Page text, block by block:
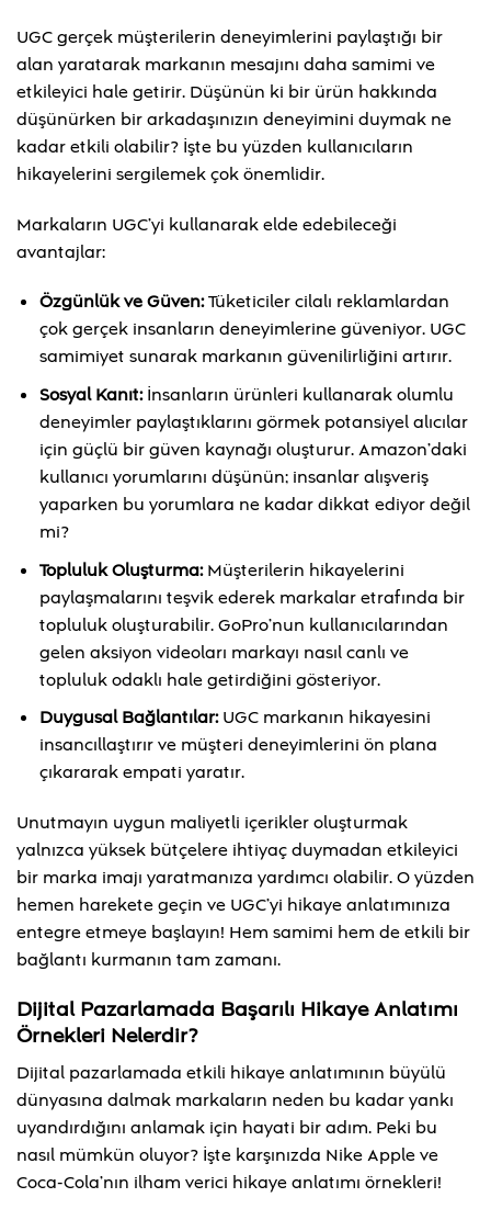
UGC gerçek müşterilerin deneyimlerini paylaştığı bir
alan yaratarak markanın mesajını daha samimi ve
etkileyici hale getirir. Düşünün ki bir ürün hakkında
düşünürken bir arkadaşınızın deneyimini duymak ne
kadar etkili olabilir? İşte bu yüzden kullanıcıların
hikayelerini sergilemek çok önemlidir.
Markaların UGC’yi kullanarak elde edebileceği
avantajlar:
Özgünlük ve Güven:Tüketiciler cilalı reklamlardan
çok gerçek insanların deneyimlerine güveniyor. UGC
samimiyet sunarak markanın güvenilirliğini artırır.
Sosyal Kanıt:İnsanların ürünleri kullanarak olumlu
deneyimler paylaştıklarını görmek potansiyel alıcılar
için güçlü bir güven kaynağı oluşturur. Amazon’daki
kullanıcı yorumlarını düşünün; insanlar alışveriş
yaparken bu yorumlara ne kadar dikkat ediyor değil
mi?
Topluluk Oluşturma:Müşterilerin hikayelerini
paylaşmalarını teşvik ederek markalar etrafında bir
topluluk oluşturabilir. GoPro’nun kullanıcılarından
gelen aksiyon videoları markayı nasıl canlı ve
topluluk odaklı hale getirdiğini gösteriyor.
Duygusal Bağlantılar:UGC markanın hikayesini
insancıllaştırır ve müşteri deneyimlerini ön plana
çıkararak empati yaratır.
Unutmayın uygun maliyetli içerikler oluşturmak
yalnızca yüksek bütçelere ihtiyaç duymadan etkileyici
bir marka imajı yaratmanıza yardımcı olabilir. O yüzden
hemen harekete geçin ve UGC’yi hikaye anlatımınıza
entegre etmeye başlayın! Hem samimi hem de etkili bir
bağlantı kurmanın tam zamanı.
Dijital Pazarlamada Başarılı Hikaye Anlatımı
Örnekleri Nelerdir?
Dijital pazarlamada etkili hikaye anlatımının büyülü
dünyasına dalmak markaların neden bu kadar yankı
uyandırdığını anlamak için hayati bir adım. Peki bu
nasıl mümkün oluyor? İşte karşınızda Nike Apple ve
Coca-Cola’nın ilham verici hikaye anlatımı örnekleri!